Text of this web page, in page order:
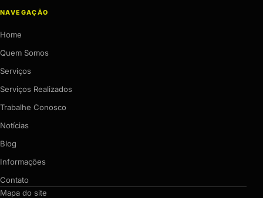
NAVEGAÇÃO
Home
Quem Somos
Serviços
Serviços Realizados
Trabalhe Conosco
Notícias
Blog
Informações
Contato
Mapa do site